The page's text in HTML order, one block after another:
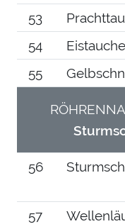
53
54
55
56
57